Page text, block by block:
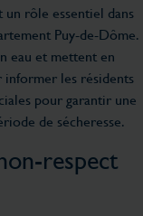
rôle essentiel dans
Puy-de-Dôme.
eau et mettent en
informer les résidents
pour garantir une
de sécheresse.
respect